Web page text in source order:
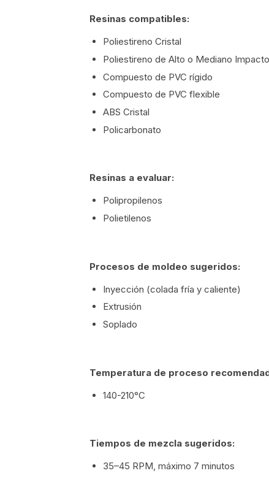
Resinas compatibles:
Poliestireno Cristal
Poliestireno de Alto o Mediano Impacto
Compuesto de PVC rígido
Compuesto de PVC flexible
ABS Cristal
Policarbonato
Resinas a evaluar:
Polipropilenos
Polietilenos
Procesos de moldeo sugeridos:
Inyección (colada fría y caliente)
Extrusión
Soplado
Temperatura de proceso
140-210°C
Tiempos de mezcla sugeridos:
35–45 RPM, máximo 7 minutos